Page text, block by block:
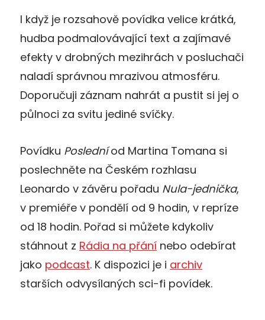
I když je rozsahově povídka velice krátká,
hudba podmalovávající text a zajímavé
efekty v drobných mezihrách v posluchači
naladí správnou mrazivou atmosféru.
Doporučuji záznam nahrát a pustit si jej o
půlnoci za svitu jediné svíčky.
Povídku Posledníod Martina Tomana si
poslechněte na Českém rozhlasu
Leonardo v závěru pořadu Nula-jednička,
v premiéře v pondělí od 9 hodin, v repríze
od 18 hodin. Pořad si můžete kdykoliv
stáhnout z Rádia na přání nebo odebírat
jako podcast. K dispozici je i archiv
starších odvysílaných sci-fi povídek.